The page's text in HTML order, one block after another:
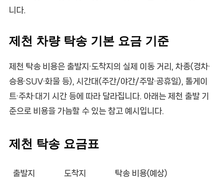
니다.
제천 차량 탁송 기본 요금 기준
제천 탁송 비용은 출발지·도착지의 실제 이동 거리, 차종(경차·
승용·SUV·화물 등), 시간대(주간/야간/주말·공휴일), 톨게이
트·주차·대기 시간 등에 따라 달라집니다. 아래는 제천 출발 기
준으로 비용을 가늠할 수 있는 참고 예시입니다.
제천 탁송 요금표
출발지 도착지 탁송 비용(예상)